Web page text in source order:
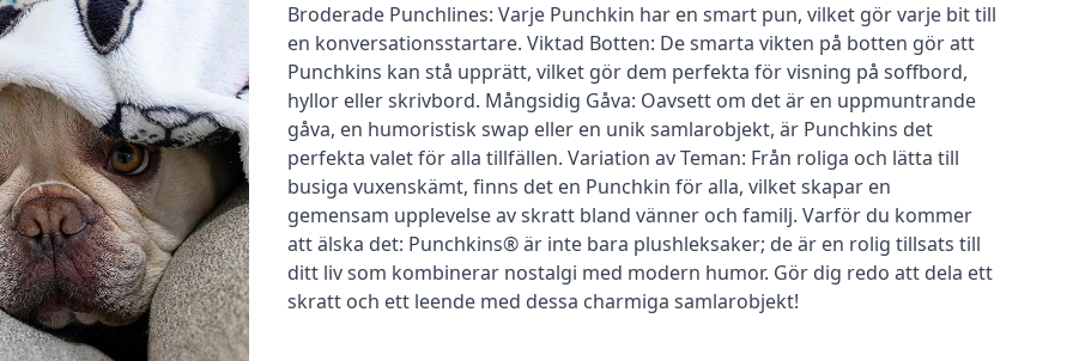
Broderade Punchlines: Varje Punchkin har en smart pun, vilket gör varje bit till
en konversationsstartare. Viktad Botten: De smarta vikten på botten gör att
Punchkins kan stå upprätt, vilket gör dem perfekta för visning på soffbord,
hyllor eller skrivbord. Mångsidig Gåva: Oavsett om det är en uppmuntrande
gåva, en humoristisk swap eller en unik samlarobjekt, är Punchkins det
perfekta valet för alla tillfällen. Variation av Teman: Från roliga och lätta till
busiga vuxenskämt, finns det en Punchkin för alla, vilket skapar en
gemensam upplevelse av skratt bland vänner och familj. Varför du kommer
att älska det: Punchkins® är inte bara plushleksaker; de är en rolig tillsats till
ditt liv som kombinerar nostalgi med modern humor. Gör dig redo att dela ett
skratt och ett leende med dessa charmiga samlarobjekt!